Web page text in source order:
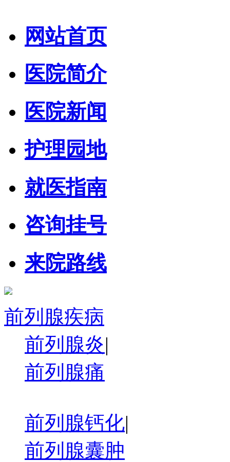
网站首页
医院简介
医院新闻
护理园地
就医指南
咨询挂号
来院路线
前列腺疾病
前列腺炎|
前列腺痛
前列腺钙化|
前列腺囊肿